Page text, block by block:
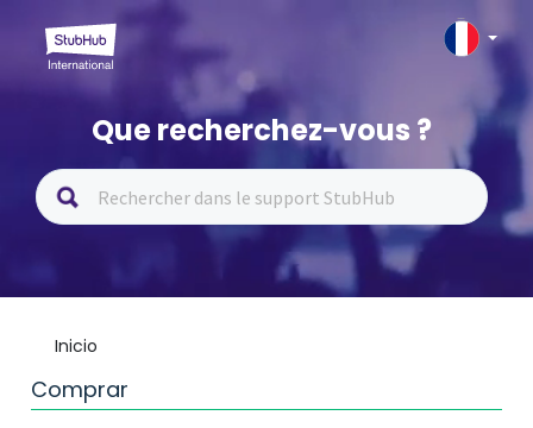
Que recherchez-vous ?
Inicio
Comprar